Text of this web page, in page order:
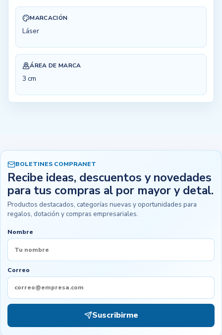
MARCACIÓN
Láser
ÁREA DE MARCA
3 cm
BOLETINES COMPRANET
Recibe ideas, descuentos y novedades
para tus compras al por mayor y detal.
Productos destacados, categorías nuevas y oportunidades para
regalos, dotación y compras empresariales.
Nombre
Correo
Suscribirme